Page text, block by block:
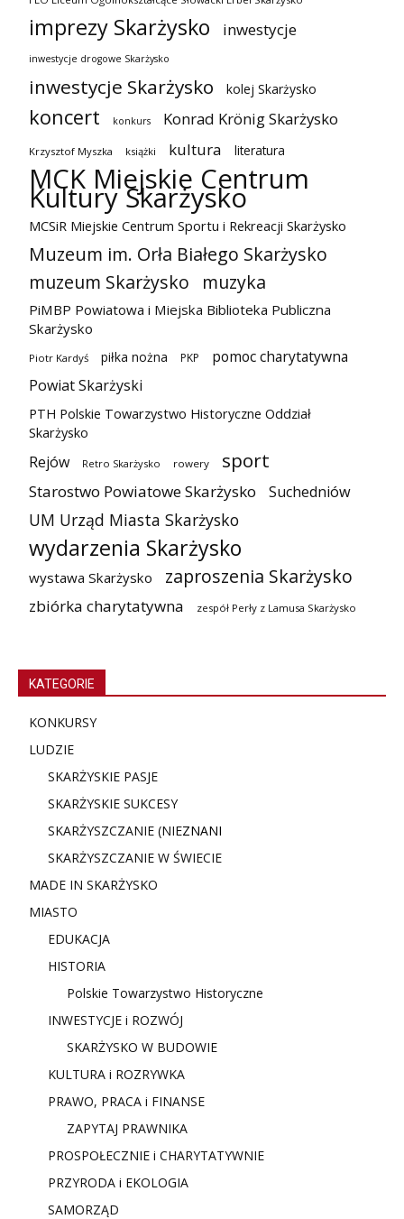
imprezy Skarżysko inwestycje
inwestycje drogowe Skarżysko
inwestycje Skarżysko kolej Skarżysko
koncert konkurs Konrad Krönig Skarżysko
Krzysztof Myszka książki kultura literatura
MCK Miejskie Centrum
Kultury Skarżysko
MCSiR Miejskie Centrum Sportu i Rekreacji Skarżysko
Muzeum im. Orła Białego Skarżysko
muzeum Skarżysko
muzyka
PiMBP Powiatowa i Miejska Biblioteka Publiczna
Skarżysko
Piotr Kardyś piłka nożna PKP
pomoc charytatywna
Powiat Skarżyski
PTH Polskie Towarzystwo Historyczne Oddział
Skarżysko
Rejów Retro Skarżysko rowery sport
Starostwo Powiatowe Skarżysko Suchedniów
UM Urząd Miasta Skarżysko
wydarzenia Skarżysko
wystawa Skarżysko zaproszenia Skarżysko
zbiórka charytatywna zespół Perły z Lamusa Skarżysko
KATEGORIE
KONKURSY
LUDZIE
SKARŻYSKIE PASJE
SKARŻYSKIE SUKCESY
SKARŻYSZCZANIE (NIEZNANI
SKARŻYSZCZANIE W ŚWIECIE
MADE IN SKARŻYSKO
MIASTO
EDUKACJA
HISTORIA
Polskie Towarzystwo Historyczne
INWESTYCJE i ROZWÓJ
SKARŻYSKO W BUDOWIE
KULTURA i ROZRYWKA
PRAWO, PRACA i FINANSE
ZAPYTAJ PRAWNIKA
PROSPOŁECZNIE i CHARYTATYWNIE
PRZYRODA i EKOLOGIA
SAMORZĄD